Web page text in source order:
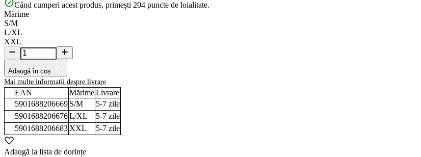
Când cumperi acest produs, primești 204 puncte de loialitate.
Mărime
S/M
L/XL
XXL
Adaugă în coș
Mai multe informații despre livrare
EAN MărimeLivrare
5901688206669 S/M 5-7 zile
5901688206676L/XL 5-7 zile
5901688206683 XXL 5-7 zile
Adaugă la lista de dorințe